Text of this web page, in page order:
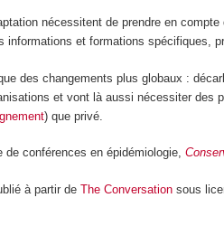
nécessitent de prendre en
informations et formations spécifiques,
des changements plus globaux :
et vont là aussi nécessiter des
) que privé.
de conférences en épidémiologie,
à partir deThe Conversation sous